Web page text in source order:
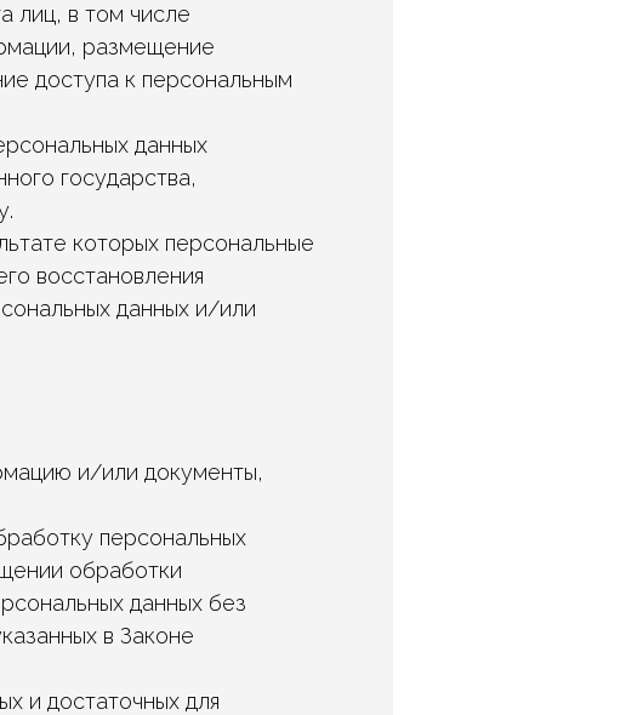
лиц, в том числе
размещение
доступа к персональным
данных
государства,
которых персональные
восстановления
данных и/или
и/или документы,
персональных
обработки
данных без
в Законе
и достаточных для